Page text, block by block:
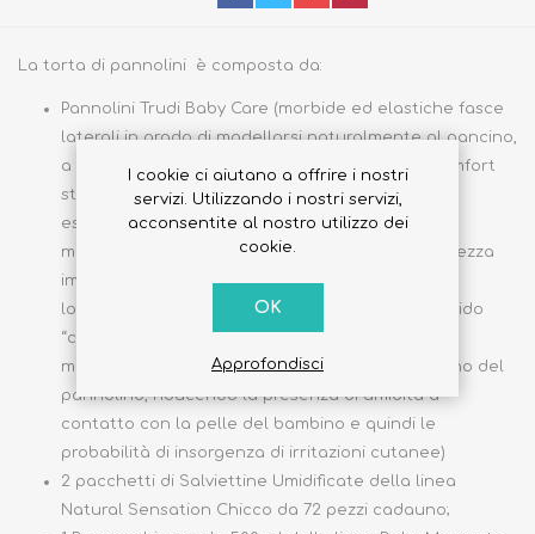
La torta di pannolini è composta da:
Pannolini Trudi Baby Care (morbide ed elastiche fasce
laterali in grado di modellarsi naturalmente al pancino,
a garanzia della massima protezione e di un comfort
straordinario;
esclusivo materassino super assorbente con
morbidissimi cuscinetti “effetto 3D” dalla morbidezza
imbattibile;
lo speciale rivestimento esterno “griffato”, morbido
“come cotone” ed aerato, consente all’aria una
maggiore movimentazione tra l’interno e l’esterno del
pannolino, riducendo la presenza di umidità a
contatto con la pelle del bambino e quindi le
probabilità di insorgenza di irritazioni cutanee)
2 pacchetti di Salviettine Umidificate della linea
Natural Sensation Chicco da 72 pezzi cadauno;
I cookie ci aiutano a offrire i nostri
servizi. Utilizzando i nostri servizi,
acconsentite al nostro utilizzo dei
cookie.
OK
Approfondisci